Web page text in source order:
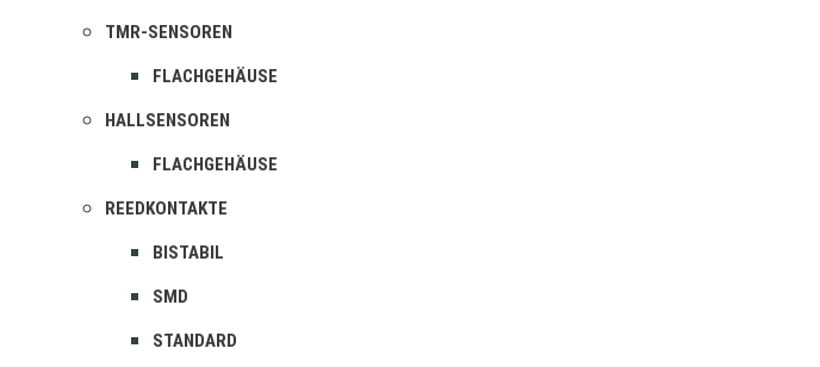
TMR-SENSOREN
FLACHGEHÄUSE
HALLSENSOREN
FLACHGEHÄUSE
REEDKONTAKTE
BISTABIL
SMD
STANDARD